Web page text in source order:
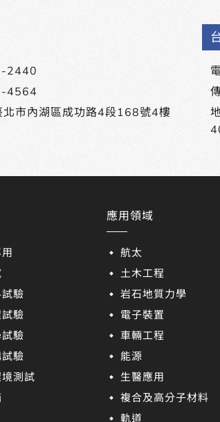
2440
4564
市內湖區成功路4段168號4樓
驗
驗
驗
驗
測試
應用領域
航太
土木工程
岩石地質力學
電子裝置
車輛工程
能源
生醫應用
複合及高分子材料
軌道